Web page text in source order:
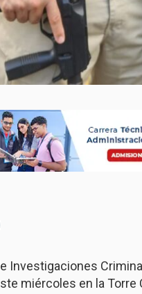
Investigaciones
miércoles en la